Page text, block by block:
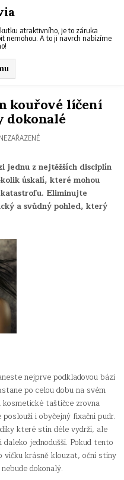
atraktivního, je to záruka
nemohou. A to ji navrch nabízíme
kouřové líčení
dokonalé
POSTED
NEZAŘAZENÉ
jednu z nejtěžších disciplín
úskalí, které mohou
Eliminujte
a svůdný pohled, který
nejprve podkladovou bázi
po celou dobu na svém
kosmetické taštičce zrovna
i obyčejný fixační pudr.
které stín déle vydrží, ale
jednodušší. Pokud tento
víčku krásně klouzat, oční stíny
dokonalý.